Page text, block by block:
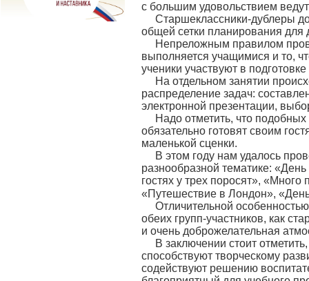
с большим удовольствием
Старшеклассники-дублеры
общей сетки планирования для
Непреложным правилом
выполняется учащимися и то,
ученики участвуют в
На отдельном занятии
распределение задач:
электронной презентации,
Надо отметить, что
обязательно готовят своим
маленькой сценки.
В этом году нам удалось
разнообразной тематике:
гостях у трех поросят»,
«Путешествие в Лондон»,
Отличительной
обеих групп-участников, как
и очень доброжелательная
В заключении стоит
способствуют творческому
содействуют решению